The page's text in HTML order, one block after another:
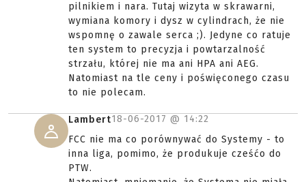
pilnikiem i nara. Tutaj wizyta w skrawarni,
wymiana komory i dysz w cylindrach, że nie
wspomnę o zawale serca ;). Jedyne co ratuje
ten system to precyzja i powtarzalność
strzału, której nie ma ani HPA ani AEG.
Natomiast na tle ceny i poświęconego czasu
to nie polecam.
Lambert18-06-2017 @ 14:22
FCC nie ma co porównywać do Systemy - to
inna liga, pomimo, że produkuje cześćo do
PTW.